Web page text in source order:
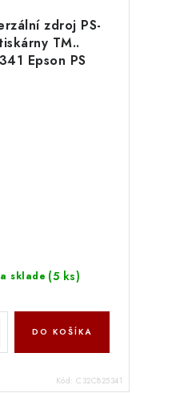
zdroj PS-
TM..
Epson PS
sklade (5 ks)
DO KOŠÍKA
Kód: C32C825341